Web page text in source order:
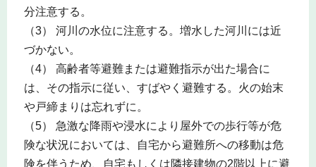
分注意する。
（3） 河川の水位に注意する。増水した河川には近
づかない。
（4） 高齢者等避難または避難指示が出た場合に
は、その指示に従い、すばやく避難する。火の始末
や戸締まりは忘れずに。
（5） 急激な降雨や浸水により屋外での歩行等が危
険な状況においては、自宅から避難所への移動は危
険を伴うため、自宅もしくは隣接建物の2階以上に避